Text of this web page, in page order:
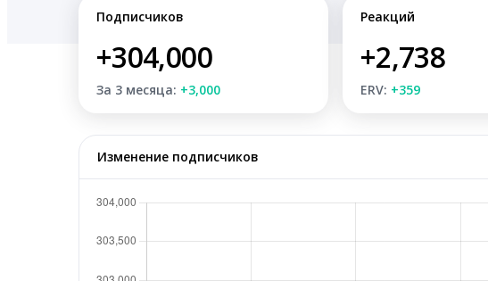
Подписчиков
+304,000
За 3 месяца: +3,000
Реакций
+2,738
ERV: +359
Изменение подписчиков